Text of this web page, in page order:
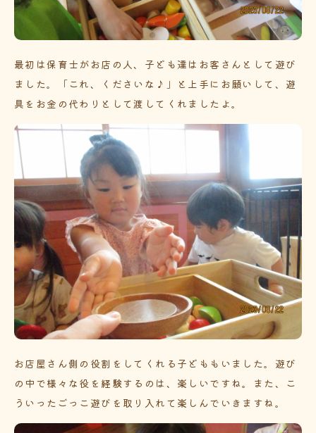
最初は保育士がお店の人、子ども達はお客さんとして遊び
ました。「これ、くださいな♪」と上手にお願いして、遊
具をお金の代わりとして渡してくれましたよ。
お店屋さん側の役割をしてくれる子どももいました。遊び
の中で様々な役を経験するのは、楽しいですね。また、こ
ういったごっこ遊びを取り入れて楽しんでいきますね。